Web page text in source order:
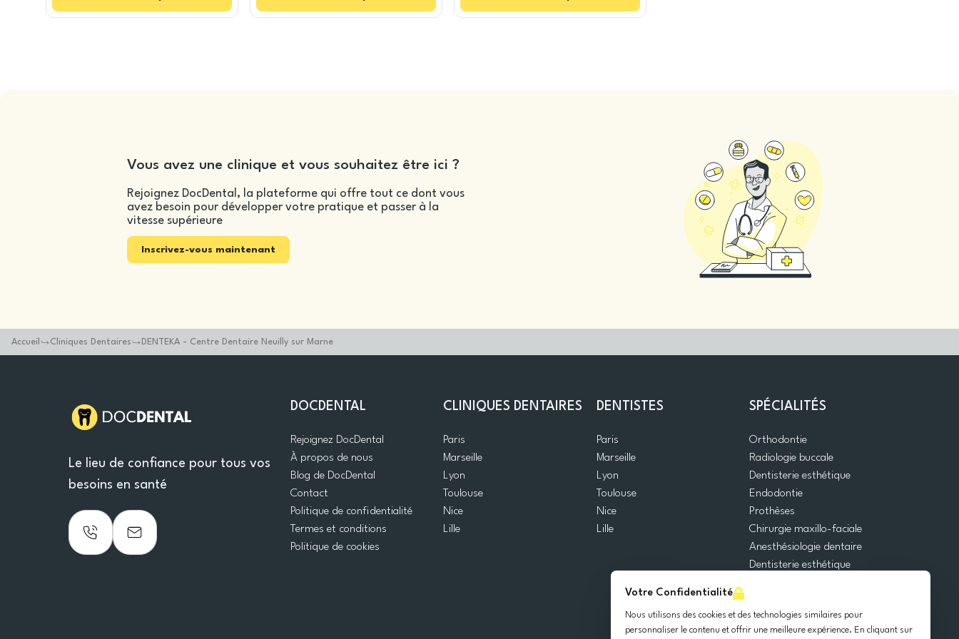
Votre Confidentialité
Nous utilisons des cookies et des technologies similaires pour
personnaliser le contenu et offrir une meilleure expérience. En cliquant sur
Vous avez une clinique et vous souhaitez être ici ?
Rejoignez DocDental, la plateforme qui offre tout ce dont vous
avez besoin pour développer votre pratique et passer à la
vitesse supérieure
Inscrivez-vous maintenant
Accueil Cliniques Dentaires DENTEKA - Centre Dentaire Neuilly sur Marne
Le lieu de confiance pour tous vos
besoins en santé
DOCDENTAL
Rejoignez DocDental
À propos de nous
Blog de DocDental
Contact
Politique de confidentialité
Termes et conditions
Politique de cookies
CLINIQUES DENTAIRES
Paris
Marseille
Lyon
Toulouse
Nice
Lille
DENTISTES
Paris
Marseille
Lyon
Toulouse
Nice
Lille
SPÉCIALITÉS
Orthodontie
Radiologie buccale
Dentisterie esthétique
Endodontie
Prothèses
Chirurgie maxillo-faciale
Anesthésiologie dentaire
Dentisterie esthétique
Odontopédiatrie
Chirurgie orale